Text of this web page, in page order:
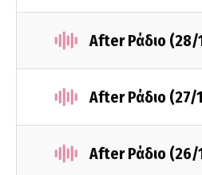
After Ράδιο (28/
After Ράδιο (27/
After Ράδιο (26/